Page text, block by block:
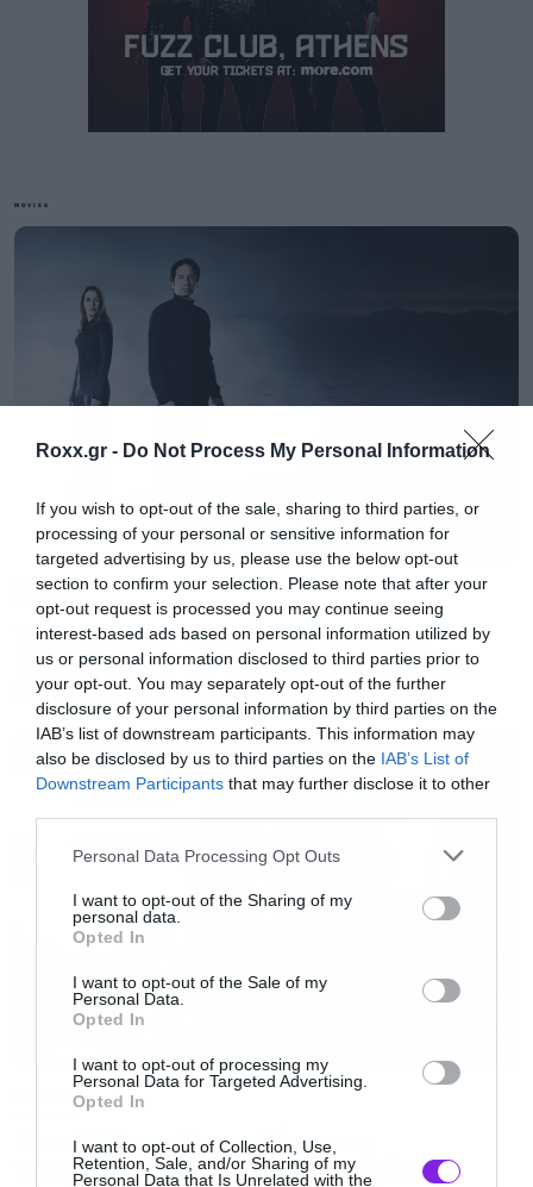
Roxx.gr - Do Not Process My Personal Information
If you wish to opt-out of the sale, sharing to third parties, or
processing of your personal or sensitive information for
targeted advertising by us, please use the below opt-out
section to confirm your selection. Please note that after your
opt-out request is processed you may continue seeing
interest-based ads based on personal information utilized by
us or personal information disclosed to third parties prior to
your opt-out. You may separately opt-out of the further
disclosure of your personal information by third parties on the
IAB’s list of downstream participants. This information may
also be disclosed by us to third parties on the IAB’s List of
Downstream Participants that may further disclose it to other
Please note that this website/app uses one or more Google
not limited to your visit or usage behaviour. You may click to
grant or deny consent to Google and its third-party tags to
use your data for below specified purposes in below Google
consent section.
Personal Data Processing Opt Outs
I want to opt-out of the Sharing of my
personal data.
Opted In
I want to opt-out of the Sale of my
Personal Data.
Opted In
I want to opt-out of processing my
Personal Data for Targeted Advertising.
Opted In
I want to opt-out of Collection, Use,
Retention, Sale, and/or Sharing of my
Personal Data that Is Unrelated with the
συνήθως τα μπλοκμπάστερ που κάνουν
πρεμιέρα στην Αμερική στα τέλη Ιουλίου
έρχονται στη χώρα μας μετά τον
δεκαπενταύγουστο, αλλά αυτή τη φορά το
παρακάναμε.
Αυγούστου και μάλιστα στη λίστα του IMDB με
τις ημερομηνίες ανα χώρα φιγουράρουμε στην
τελευταία θέση.
MOVIES
Movies
The X-Files: I Want to Believe –
Επιστρέφει με director’s cut που
υπόσχεται περισσότερο τρόμο
Movies
Box Office: Οι καλύτερες
πρεμιέρες όλων των εποχών